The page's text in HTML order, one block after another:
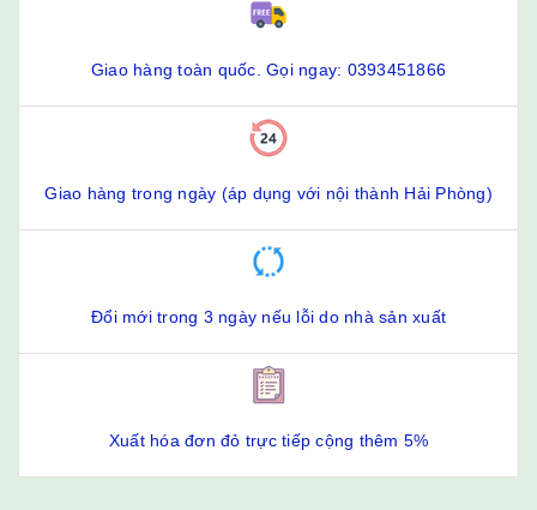
Giao hàng toàn quốc. Gọi ngay: 0393451866
Giao hàng trong ngày (áp dụng với nội thành Hải Phòng)
Đổi mới trong 3 ngày nếu lỗi do nhà sản xuất
Xuất hóa đơn đỏ trực tiếp cộng thêm 5%